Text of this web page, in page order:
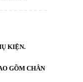
KIỆN.
GỒM CHÂN